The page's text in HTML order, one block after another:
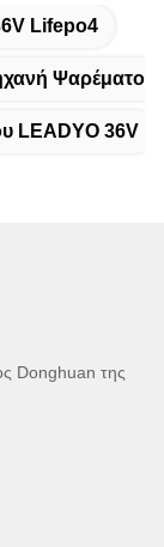
Lifepo4
Ψαρέματος
LEADYO 36V
Donghuan της